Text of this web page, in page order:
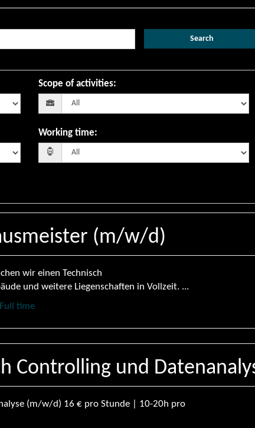
Search
Scope of activities:
Working time:
(m/w/d)
wir einen Technisch
und weitere Liegenschaften in Vollzeit. ...
time
Controlling und
(m/w/d) 16 € pro Stunde | 10-20h pro